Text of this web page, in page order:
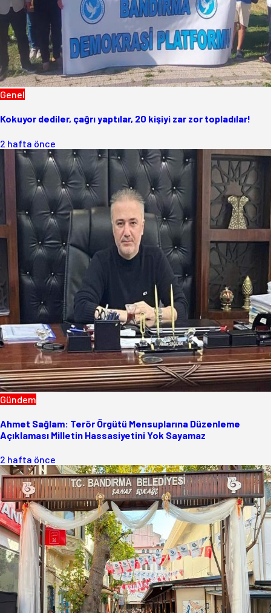
Genel
Kokuyor dediler, çağrı yaptılar, 20 kişiyi zar zor topladılar!
2 hafta önce
Gündem
Ahmet Sağlam: Terör Örgütü Mensuplarına Düzenleme
Açıklaması Milletin Hassasiyetini Yok Sayamaz
2 hafta önce